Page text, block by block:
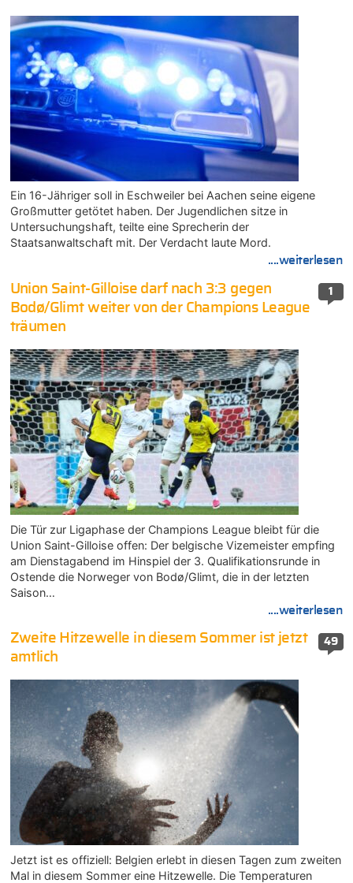
Ein 16-Jähriger soll in Eschweiler bei Aachen seine eigene
Großmutter getötet haben. Der Jugendlichen sitze in
Untersuchungshaft, teilte eine Sprecherin der
Staatsanwaltschaft mit. Der Verdacht laute Mord.
....weiterlesen
1
Union Saint-Gilloise darf nach 3:3 gegen
Bodø/Glimt weiter von der Champions League
träumen
Die Tür zur Ligaphase der Champions League bleibt für die
Union Saint-Gilloise offen: Der belgische Vizemeister empfing
am Dienstagabend im Hinspiel der 3. Qualifikationsrunde in
Ostende die Norweger von Bodø/Glimt, die in der letzten
Saison…
....weiterlesen
49
Zweite Hitzewelle in diesem Sommer ist jetzt
amtlich
Jetzt ist es offiziell: Belgien erlebt in diesen Tagen zum zweiten
Mal in diesem Sommer eine Hitzewelle. Die Temperaturen